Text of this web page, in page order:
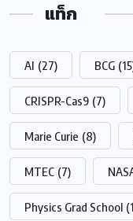
แท็ก
AI (27) BCG
CRISPR-Cas9 (7)
Marie Curie (8)
MTEC (7)
Physics Grad School